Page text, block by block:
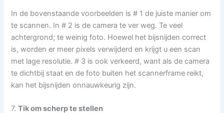
In de bovenstaande voorbeelden is # 1 de juiste manier om
te scannen. In # 2 is de camera te ver weg. Te veel
achtergrond; te weinig foto. Hoewel het bijsnijden correct
is, worden er meer pixels verwijderd en krijgt u een scan
met lage resolutie. # 3 is ook verkeerd, want als de camera
te dichtbij staat en de foto buiten het scannerframe reikt,
kan het bijsnijden onnauwkeurig zijn.
7.Tik om scherp te stellen